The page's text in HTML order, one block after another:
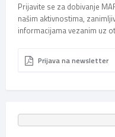
Prijavite se za dobivanje
našim aktivnostima,
informacijama vezanim uz
Prijava na newsletter